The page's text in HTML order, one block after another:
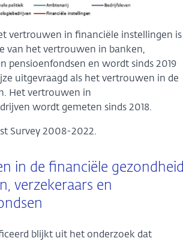
vertrouwen in financiële instellingen is
van het vertrouwen in banken,
pensioenfondsen en wordt sinds 2019
uitgevraagd als het vertrouwen in de
Het vertrouwen in
wordt gemeten sinds 2018.
Survey 2008-2022.
in de financiële
verzekeraars en
blijkt uit het onderzoek dat